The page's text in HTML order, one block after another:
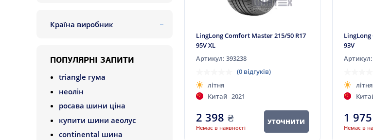
Artum
Atlas
Atturo
Aufine
Austone
легковантажний
Країна виробник
ПОПУЛЯРНІ ЗАПИТИ
triangle гума
неолін
росава шини ціна
купити шини аеолус
continental шина
LingLong Comfort Master 215/50 R17
95V XL
Артикул: 393238
(0 відгуків)
літня
Китай 2021
2 398 ₴
Немає в наявності
УТОЧНИТИ
93V
Артикул:
літня
1 975
Немає в